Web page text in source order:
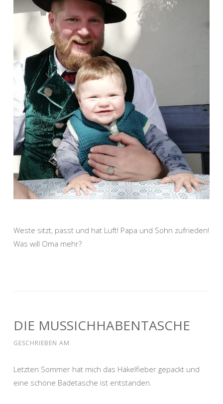
Weste sitzt, passt und hat Luft! Papa und Sohn zufrieden!
Was will Oma mehr?
DIE MUSSICHHABENTASCHE
GESCHRIEBEN AM
Letzten Sommer hat mich das Häkelfieber gepackt und
eine schöne Badetasche ist entstanden.